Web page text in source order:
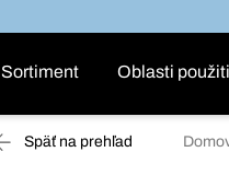
Sortiment Oblasti
Späť na prehľad